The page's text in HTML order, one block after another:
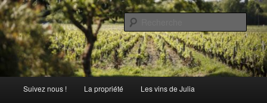
Aller
au
contenu
principal
Aller
au
contenu
secondaireChâteau Julia
La passion comme tradition
principal
Suivez nous ! La propriété Les vins de Julia